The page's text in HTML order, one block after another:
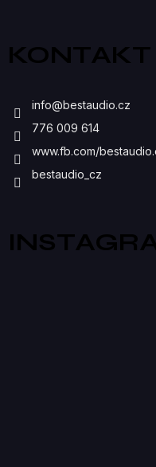
KONTAKT
info@bestaudio.cz
776 009 614
www.fb.com/
bestaudio_cz